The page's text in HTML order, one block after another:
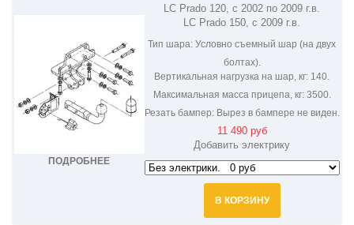
ПОДРОБНЕЕ
PRADO 120,150 T-163
LC Prado 120, с 2002 по 2009 г.в.
LC Prado 150, с 2009 г.в.
Тип шара: Условно съемный шар (на двух
болтах).
Вертикальная нагрузка на шар, кг: 140.
Максимальная масса прицепа, кг:3500.
Резать бампер:Вырез в бампере не виден.
11 490 руб
Добавить электрику
В КОРЗИНУ